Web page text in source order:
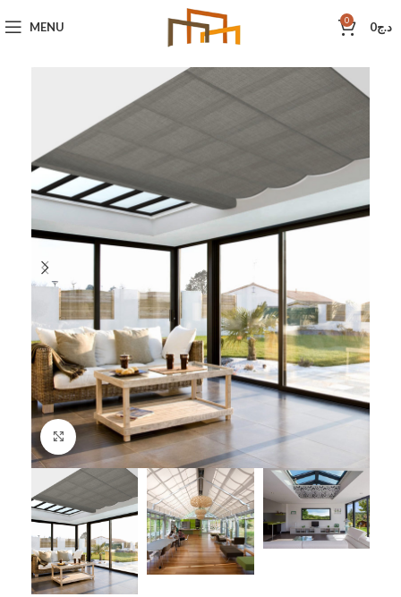
MENU 0 د.ج0
Click to enlarge